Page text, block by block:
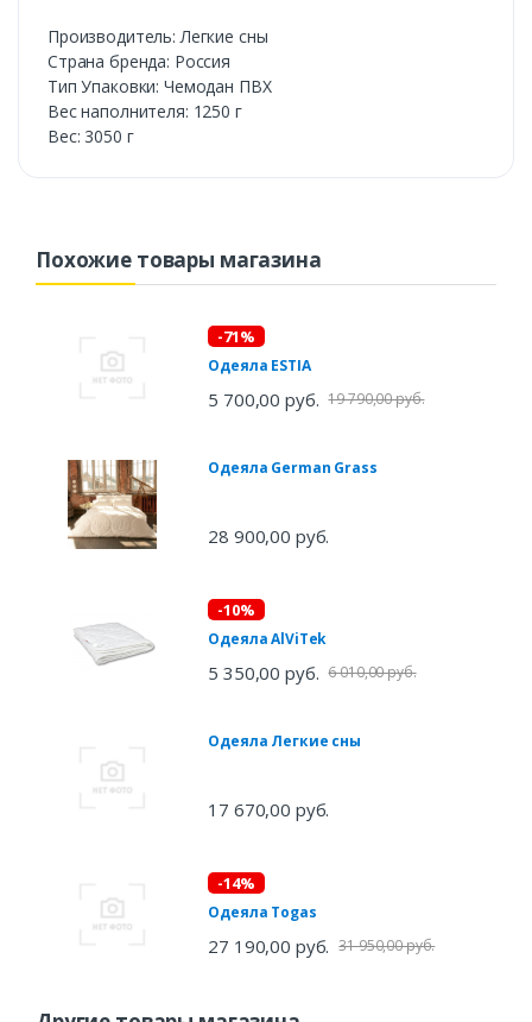
Производитель: Легкие сны
Страна бренда: Россия
Тип Упаковки: Чемодан ПВХ
Вес наполнителя: 1250 г
Вес: 3050 г
Похожие товары магазина
-71%
Одеяла ESTIA
5 700,00 руб. 19 790,00 руб.
Одеяла German Grass
28 900,00 руб.
-10%
Одеяла AlViTek
5 350,00 руб. 6 010,00 руб.
Одеяла Легкие сны
17 670,00 руб.
-14%
Одеяла Togas
27 190,00 руб. 31 950,00 руб.